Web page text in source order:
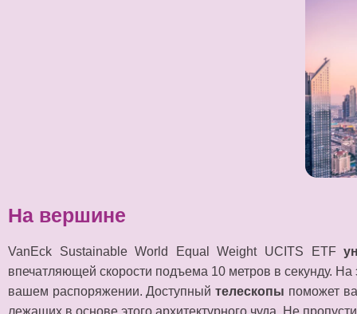
На вершине
VanEck Sustainable World Equal Weight UCITS ETF
впечатляющей скорости подъема 10 метров в секунду.
вашем распоряжении. Доступныйтелескопы поможет
лежащих в основе этого архитектурного чуда. Не